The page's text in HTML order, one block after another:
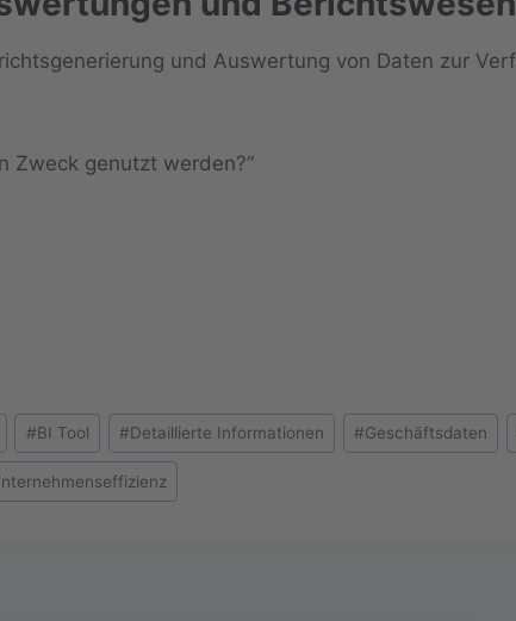
und Auswertung von Daten zur
Zweck genutzt werden?“
#BI Tool #Detaillierte Informationen #Geschäftsdaten